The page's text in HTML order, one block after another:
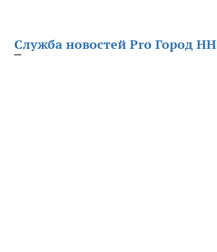
Служба новостей Pro Город НН